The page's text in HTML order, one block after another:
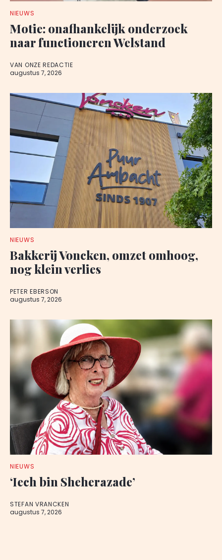
NIEUWS
Motie: onafhankelijk onderzoek
naar functioneren Welstand
VAN ONZE REDACTIE
augustus 7, 2026
NIEUWS
Bakkerij Voncken, omzet omhoog,
nog klein verlies
PETER EBERSON
augustus 7, 2026
NIEUWS
‘Iech bin Sheherazade’
STEFAN VRANCKEN
augustus 7, 2026